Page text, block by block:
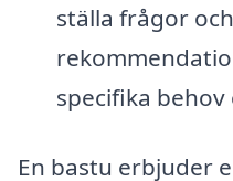
ställa frågor
specifika
En bastu erbjuder